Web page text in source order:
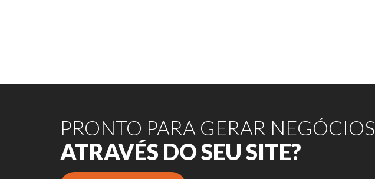
PRONTO PARA GERAR NEGÓCIOS
ATRAVÉS DO SEU SITE?